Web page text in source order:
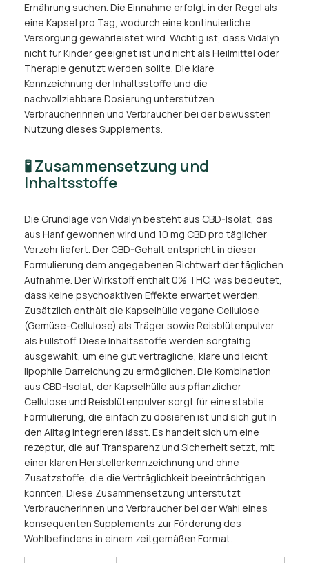
Ernährung suchen. Die Einnahme erfolgt in der Regel als
eine Kapsel pro Tag, wodurch eine kontinuierliche
Versorgung gewährleistet wird. Wichtig ist, dass Vidalyn
nicht für Kinder geeignet ist und nicht als Heilmittel oder
Therapie genutzt werden sollte. Die klare
Kennzeichnung der Inhaltsstoffe und die
nachvollziehbare Dosierung unterstützen
Verbraucherinnen und Verbraucher bei der bewussten
Nutzung dieses Supplements.
🧪 Zusammensetzung und
Inhaltsstoffe
Die Grundlage von Vidalyn besteht aus CBD-Isolat, das
aus Hanf gewonnen wird und 10 mg CBD pro täglicher
Verzehr liefert. Der CBD-Gehalt entspricht in dieser
Formulierung dem angegebenen Richtwert der täglichen
Aufnahme. Der Wirkstoff enthält 0% THC, was bedeutet,
dass keine psychoaktiven Effekte erwartet werden.
Zusätzlich enthält die Kapselhülle vegane Cellulose
(Gemüse-Cellulose) als Träger sowie Reisblütenpulver
als Füllstoff. Diese Inhaltsstoffe werden sorgfältig
ausgewählt, um eine gut verträgliche, klare und leicht
lipophile Darreichung zu ermöglichen. Die Kombination
aus CBD-Isolat, der Kapselhülle aus pflanzlicher
Cellulose und Reisblütenpulver sorgt für eine stabile
Formulierung, die einfach zu dosieren ist und sich gut in
den Alltag integrieren lässt. Es handelt sich um eine
rezeptur, die auf Transparenz und Sicherheit setzt, mit
einer klaren Herstellerkennzeichnung und ohne
Zusatzstoffe, die die Verträglichkeit beeinträchtigen
könnten. Diese Zusammensetzung unterstützt
Verbraucherinnen und Verbraucher bei der Wahl eines
konsequenten Supplements zur Förderung des
Wohlbefindens in einem zeitgemäßen Format.